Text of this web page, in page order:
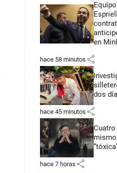
en
hace 58 minutos share
dos
hace 45 minutos share
hace 7 horas share